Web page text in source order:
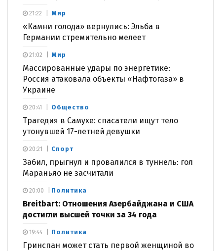
Мир
«Камни голода» вернулись: Эльба в
Германии стремительно мелеет
21:22
Мир
Массированные удары по энергетике:
Россия атаковала объекты «Нафтогаза» в
Украине
21:02
Общество
Трагедия в Самухе: спасатели ищут тело
утонувшей 17-летней девушки
20:41
Спорт
Забил, прыгнул и провалился в туннель: гол
Мараньяо не засчитали
20:21
Политика
Breitbart: Отношения Азербайджана и США
достигли высшей точки за 34 года
20:00
Политика
Гринспан может стать первой женщиной во
19:44